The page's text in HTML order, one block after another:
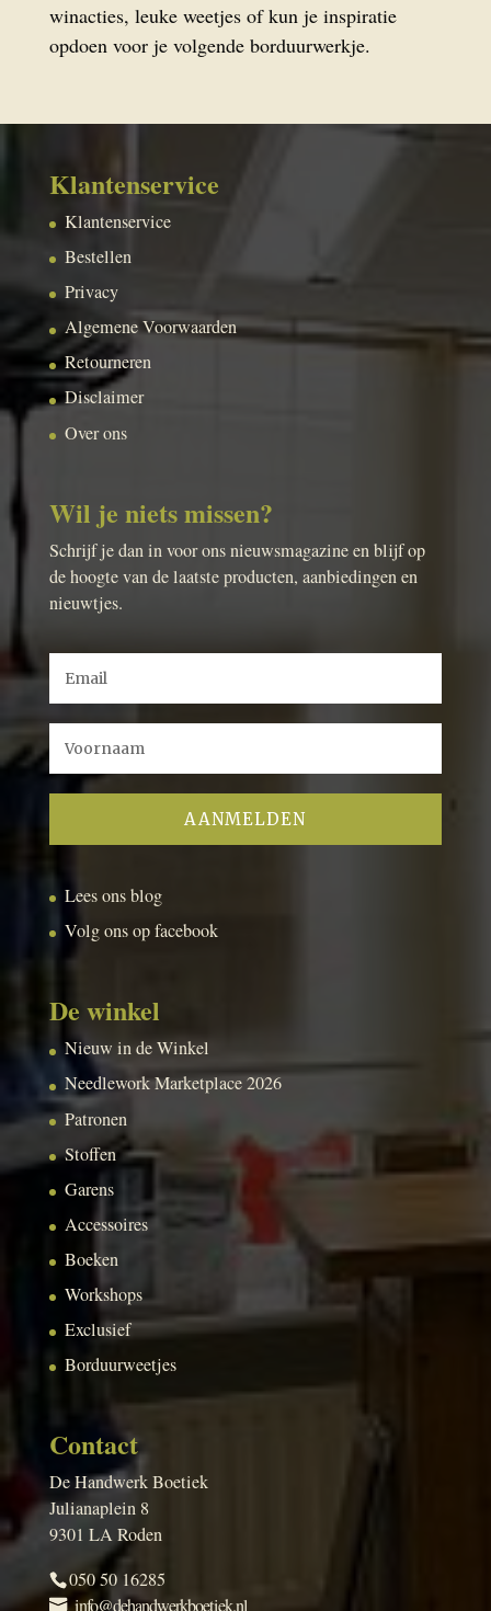
winacties, leuke weetjes of kun je inspiratie
opdoen voor je volgende borduurwerkje.
Klantenservice
Klantenservice
Bestellen
Privacy
Algemene Voorwaarden
Retourneren
Disclaimer
Over ons
Wil je niets missen?
Schrijf je dan in voor ons nieuwsmagazine en blijf op
de hoogte van de laatste producten, aanbiedingen en
nieuwtjes.
Lees ons blog
Volg ons op facebook
De winkel
Nieuw in de Winkel
Needlework Marketplace 2026
Patronen
Stoffen
Garens
Accessoires
Boeken
Workshops
Exclusief
Borduurweetjes
Contact
De Handwerk Boetiek
Julianaplein 8
9301 LA Roden
050 50 16285
info@dehandwerkboetiek.nl